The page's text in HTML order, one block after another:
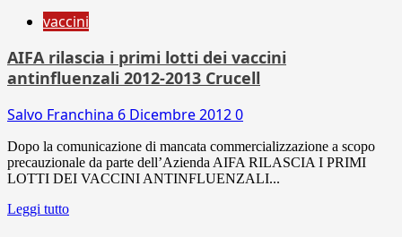
vaccini
AIFA rilascia i primi lotti dei vaccini
antinfluenzali 2012-2013 Crucell
Salvo Franchina 6 Dicembre 20120
Dopo la comunicazione di mancata commercializzazione a scopo
precauzionale da parte dell’Azienda AIFA RILASCIA I PRIMI
LOTTI DEI VACCINI ANTINFLUENZALI...
Leggi tutto